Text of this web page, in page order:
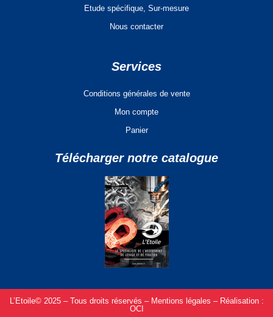
Etude spécifique, Sur-mesure
Nous contacter
Services
Conditions générales de vente
Mon compte
Panier
Télécharger notre catalogue
L’Etoile© 2025 – Tous droits réservés – Mentions légales – Réalisation :
OCI